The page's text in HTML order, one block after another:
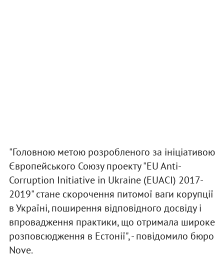
"Головною метою розробленого за ініціативою
Європейського Союзу проекту "EU Anti-
Corruption Initiative in Ukraine (EUACI) 2017-
2019" стане скорочення питомої ваги корупції
в Україні, поширення відповідного досвіду і
впровадження практики, що отримала широке
розповсюдження в Естонії", - повідомило бюро
Nove.